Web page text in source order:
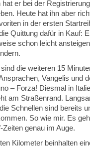
hat er bei der
Heute hat ihn aber
in der ersten
Quittung dafür in Kauf:
schon leicht
die weiteren 15
Vangelis und
– Forza! Diesmal in
am Straßenrand.
Schnellen sind bereits
So wie mir. Es
Zeiten genau im Auge.
Kilometer beinhalten